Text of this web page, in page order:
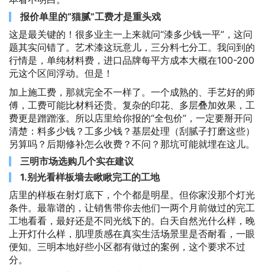
报价单里的“猫腻”工费才是重头戏
这是最关键的！很多业主一上来就问“漆多少钱一平”，这问
题其实问错了。艺术漆这玩意儿，三分料七分工。我问到的
行情是，单纯材料费，进口品牌每平方成本大概在100-200
元这个区间浮动。但是！
加上施工费，那就完全不一样了。一个成熟的、手艺好的师
傅，工费可能比材料还贵。复杂的印花、多层叠加效果，工
费更是蹭蹭涨。所以店里给你报的“全包价”，一定要掰开问
清楚：料多少钱？工多少钱？基层处理（刮腻子打磨这些）
另算吗？后期修补怎么收费？不问？那坑可能就埋在这儿。
三明市场选购几个实在建议
1.别光看样板墙去瞅瞅完工的工地
店里的样板在射灯底下，个个都是明星。但你家没那个灯光
条件。最靠谱的，让销售带你去他们一两个月前做过的完工
工地看看，最好还是不同光线下的。白天自然光什么样，晚
上开灯什么样，肌理质感在真实生活场景里是否耐看，一眼
便知。三明本地好些小区都有做过的案例，这个要求不过
分。